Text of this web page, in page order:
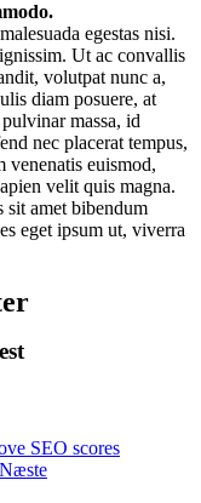
egestas nisi.
Ut ac convallis
volutpat nunc a,
diam posuere, at
massa, id
nec placerat tempus,
euismod,
velit quis magna.
sit amet bibendum
eget ipsum ut, viverra
SEO scores
Næste